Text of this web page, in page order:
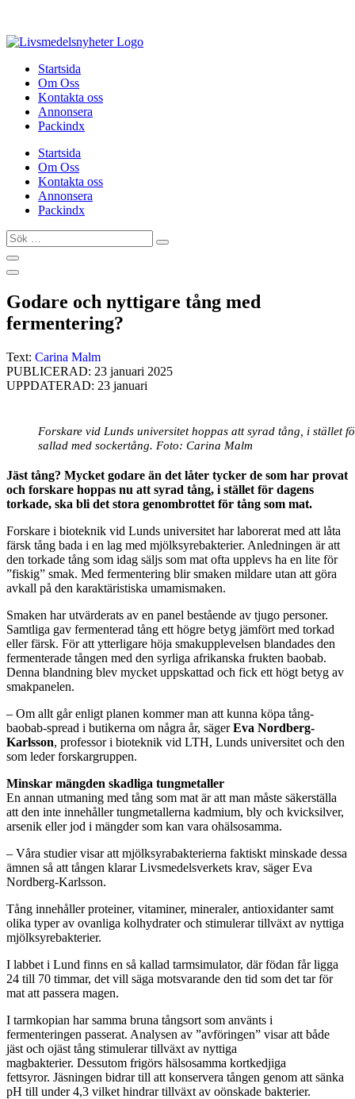
innehåll
Startsida
Om Oss
Kontakta oss
Annonsera
Packindx
Startsida
Om Oss
Kontakta oss
Annonsera
Packindx
Sök
…
Godare och nyttigare tång med
fermentering?
Text: Carina Malm
PUBLICERAD: 23 januari 2025
UPPDATERAD: 23 januari
Forskare vid Lunds universitet hoppas att syrad tång, i stället
sallad med sockertång. Foto: Carina Malm
Jäst tång? Mycket godare än det låter tycker de som har provat
och forskare hoppas nu att syrad tång, i stället för dagens
torkade, ska bli det stora genombrottet för tång som mat.
Forskare i bioteknik vid Lunds universitet har laborerat med att låta
färsk tång bada i en lag med mjölksyrebakterier. Anledningen är att
den torkade tång som idag säljs som mat ofta upplevs ha en lite för
”fiskig” smak. Med fermentering blir smaken mildare utan att göra
avkall på den karaktäristiska umamismaken.
Smaken har utvärderats av en panel bestående av tjugo personer.
Samtliga gav fermenterad tång ett högre betyg jämfört med torkad
eller färsk. För att ytterligare höja smakupplevelsen blandades den
fermenterade tången med den syrliga afrikanska frukten baobab.
Denna blandning blev mycket uppskattad och fick ett högt betyg av
smakpanelen.
– Om allt går enligt planen kommer man att kunna köpa tång-
baobab-spread i butikerna om några år, sägerEva Nordberg-
Karlsson, professor i bioteknik vid LTH, Lunds universitet och den
som leder forskargruppen.
Minskar mängden skadliga tungmetaller
En annan utmaning med tång som mat är att man måste säkerställa
att den inte innehåller tungmetallerna kadmium, bly och kvicksilver,
arsenik eller jod i mängder som kan vara ohälsosamma.
– Våra studier visar att mjölksyrabakterierna faktiskt minskade dessa
ämnen så att tången klarar Livsmedelsverkets krav, säger Eva
Nordberg-Karlsson.
Tång innehåller proteiner, vitaminer, mineraler, antioxidanter samt
olika typer av ovanliga kolhydrater och stimulerar tillväxt av nyttiga
mjölksyrebakterier.
I labbet i Lund finns en så kallad tarmsimulator, där födan får ligga
24 till 70 timmar, det vill säga motsvarande den tid som det tar för
mat att passera magen.
I tarmkopian har samma bruna tångsort som använts i
fermenteringen passerat. Analysen av ”avföringen” visar att både
jäst och ojäst tång stimulerar tillväxt av nyttiga
magbakterier. Dessutom frigörs hälsosamma kortkedjiga
fettsyror. Jäsningen bidrar till att konservera tången genom att sänka
pH till under 4,3 vilket hindrar tillväxt av oönskade bakterier.